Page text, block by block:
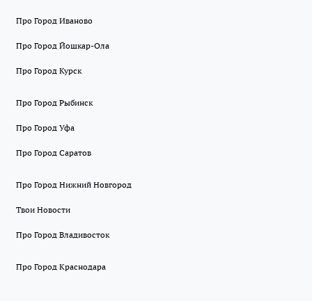
Про Город Иваново
Про Город Йошкар-Ола
Про Город Курск
Про Город Рыбинск
Про Город Уфа
Про Город Саратов
Про Город Нижний Новгород
Твои Новости
Про Город Владивосток
Про Город Краснодара